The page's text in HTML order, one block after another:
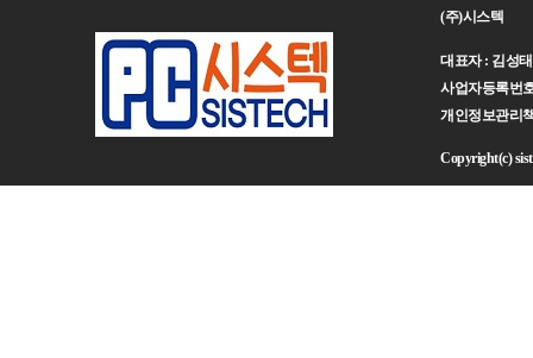
(주)시스텍
대표자 : 김성
사업자등록번
개인정보관리
Copyright(c)